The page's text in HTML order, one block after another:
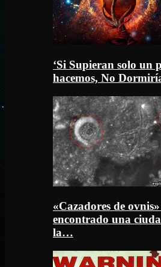
‘Si Supieran solo un
hacemos, No
«Cazadores de
encontrado una
la…